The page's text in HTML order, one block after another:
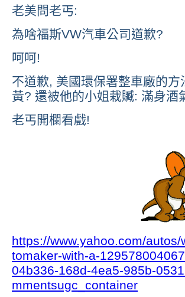
老美問老丐:
為啥福斯VW汽車公司道歉?
呵呵!
不道歉, 美國環保署整車廠的
黃? 還被他的小姐栽贓: 滿身酒
老丐開欄看戲!
https://www.yahoo.com/
tomaker-with-a-
04b336-168d-4ea5-985b-
mmentsugc_container